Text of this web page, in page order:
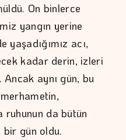
On binlerce
yangın yerine
yaşadığımız acı,
kadar derin, izleri
aynı gün, bu
ruhunun da bütün
bir gün oldu.